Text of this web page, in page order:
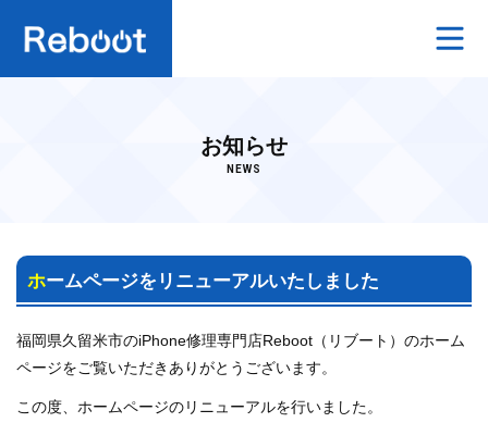
中古スマホ・タブレット・ガラケーの買取
よくあるご質問
お知らせ
NEWS
ホームページをリニューアルいたしました
福岡県久留米市のiPhone修理専門店Reboot（リブート）のホーム
ページをご覧いただきありがとうございます。
この度、ホームページのリニューアルを行いました。